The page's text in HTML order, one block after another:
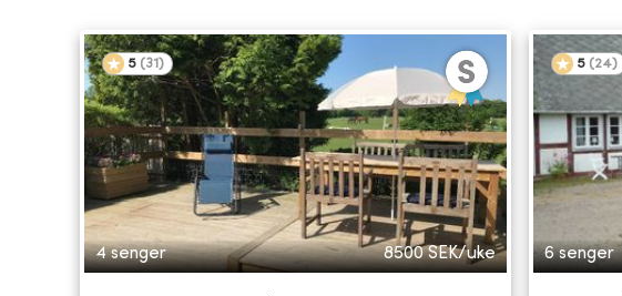
5 (31 )
4 senger 8500 SEK/uke
5 (24)
6 senger